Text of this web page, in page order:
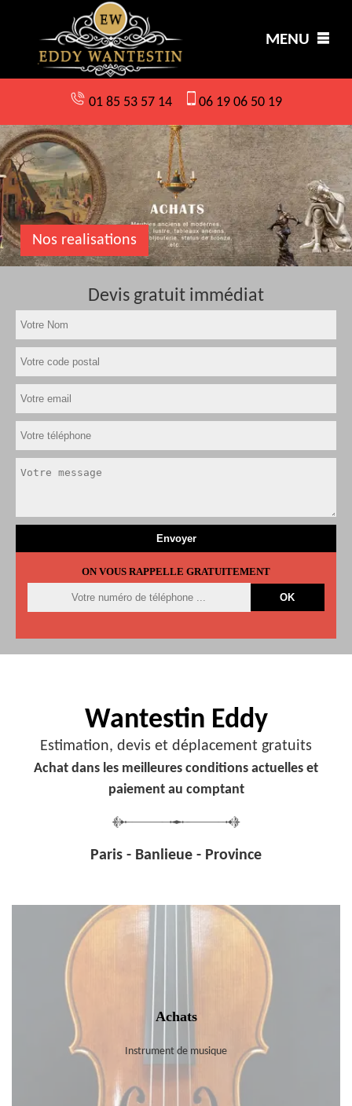
MENU
01 85 53 57 14 06 19 06 50 19
Nos realisations
Devis gratuit immédiat
ON VOUS RAPPELLE GRATUITEMENT
Wantestin Eddy
Estimation, devis et déplacement gratuits
Achat dans les meilleures conditions actuelles et
paiement au comptant
Paris - Banlieue - Province
Achats
Instrument de musique